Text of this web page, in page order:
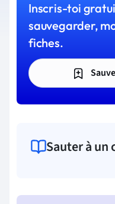
Inscris-toi
sauvegarder,
fiches.
Sauter à un